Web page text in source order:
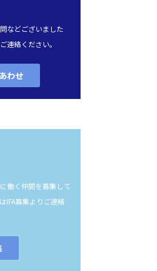
などございました
連絡ください。
わせ
働く仲間を募集して
IFA募集よりご連絡